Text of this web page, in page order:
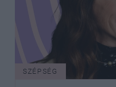
SZÉPSÉG